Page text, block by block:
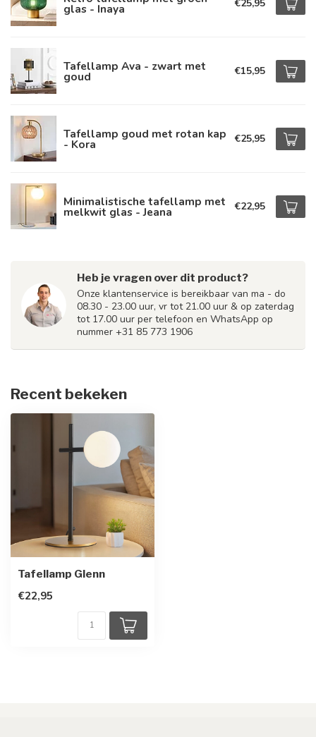
glas - Inaya €25,95
Tafellamp Ava - zwart met
goud €15,95
Tafellamp goud met rotan kap
- Kora €25,95
Minimalistische tafellamp met
melkwit glas - Jeana €22,95
Heb je vragen over dit product?
Onze klantenservice is bereikbaar van ma - do
08.30 - 23.00 uur, vr tot 21.00 uur & op zaterdag
tot 17.00 uur per telefoon en WhatsApp op
nummer +31 85 773 1906
Recent bekeken
Tafellamp Glenn
€22,95